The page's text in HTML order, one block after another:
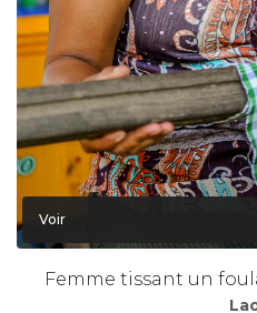
Voir
Femme tissant un